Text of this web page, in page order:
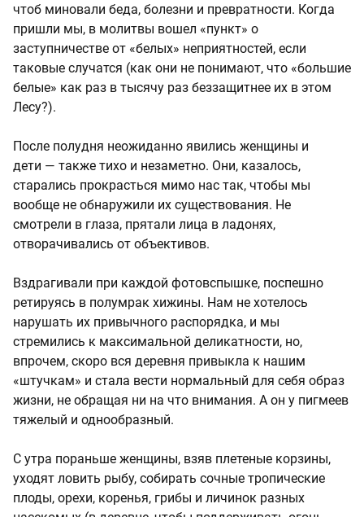
чтоб миновали беда, болезни и превратности. Когда
пришли мы, в молитвы вошел «пункт» о
заступничестве от «белых» неприятностей, если
таковые случатся (как они не понимают, что «большие
белые» как раз в тысячу раз беззащитнее их в этом
Лесу?).
После полудня неожиданно явились женщины и
дети — также тихо и незаметно. Они, казалось,
старались прокрасться мимо нас так, чтобы мы
вообще не обнаружили их существования. Не
смотрели в глаза, прятали лица в ладонях,
отворачивались от объективов.
Вздрагивали при каждой фотовспышке, поспешно
ретируясь в полумрак хижины. Нам не хотелось
нарушать их привычного распорядка, и мы
стремились к максимальной деликатности, но,
впрочем, скоро вся деревня привыкла к нашим
«штучкам» и стала вести нормальный для себя образ
жизни, не обращая ни на что внимания. А он у пигмеев
тяжелый и однообразный.
С утра пораньше женщины, взяв плетеные корзины,
уходят ловить рыбу, собирать сочные тропические
плоды, орехи, коренья, грибы и личинок разных